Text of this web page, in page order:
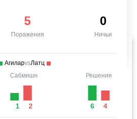
5
Поражения
0
Ничьи
АгиларvsЛатц
Сабмишн
1 2
Решения
6 4